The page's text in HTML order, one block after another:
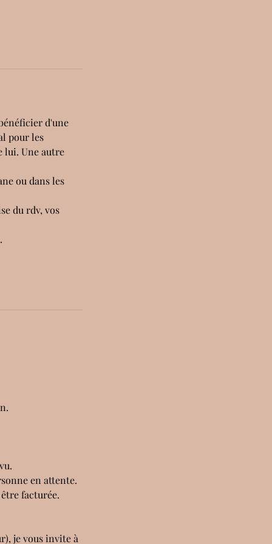
d'une
pour les
lui. Une autre
ou dans les
du rdv, vos
en attente.
facturée.
je vous invite à